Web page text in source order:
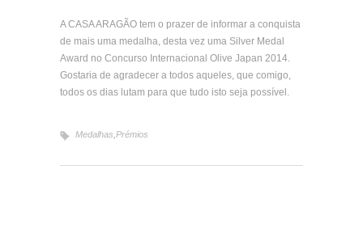
A CASA ARAGÃO tem o prazer de informar a conquista
de mais uma medalha, desta vez uma Silver Medal
Award no Concurso Internacional Olive Japan 2014.
Gostaria de agradecer a todos aqueles, que comigo,
todos os dias lutam para que tudo isto seja possível.
Medalhas Prémios